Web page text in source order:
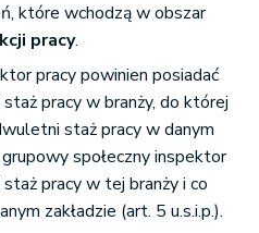
które wchodzą w obszar
pracy.
pracy powinien posiadać
pracy w branży, do której
staż pracy w danym
społeczny inspektor
pracy w tej branży i co
zakładzie (art. 5 u.s.i.p.).